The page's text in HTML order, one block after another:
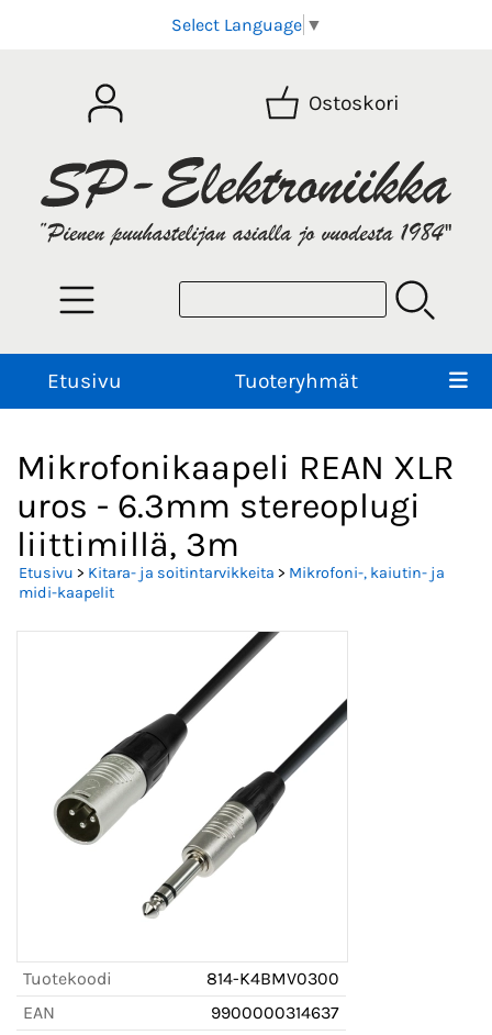
Select Language ▼
Ostoskori
Etusivu Tuoteryhmät
Mikrofonikaapeli REAN XLR
uros - 6.3mm stereoplugi
liittimillä, 3m
Etusivu > Kitara- ja soitintarvikkeita > Mikrofoni-, kaiutin- ja
midi-kaapelit
Tuotekoodi
814-K4BMV0300
EAN
9900000314637